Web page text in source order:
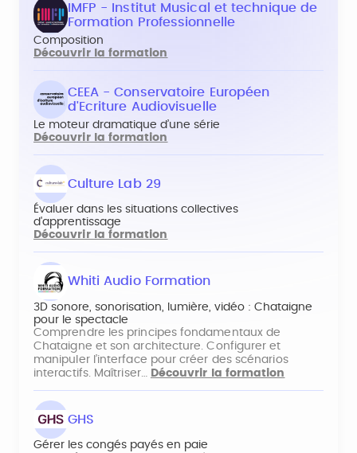
IMFP - Institut Musical et technique de
Formation Professionnelle
Composition
Découvrir la formation
CEEA - Conservatoire Européen
d'Ecriture Audiovisuelle
Le moteur dramatique d’une série
Découvrir la formation
Culture Lab 29
Évaluer dans les situations collectives
d'apprentissage
Découvrir la formation
Whiti Audio Formation
3D sonore, sonorisation, lumière, vidéo : Chataigne
pour le spectacle
Comprendre les principes fondamentaux de
Chataigne et son architecture. Configurer et
manipuler l’interface pour créer des scénarios
interactifs. Maîtriser…
Découvrir la formation
GHS
Gérer les congés payés en paie